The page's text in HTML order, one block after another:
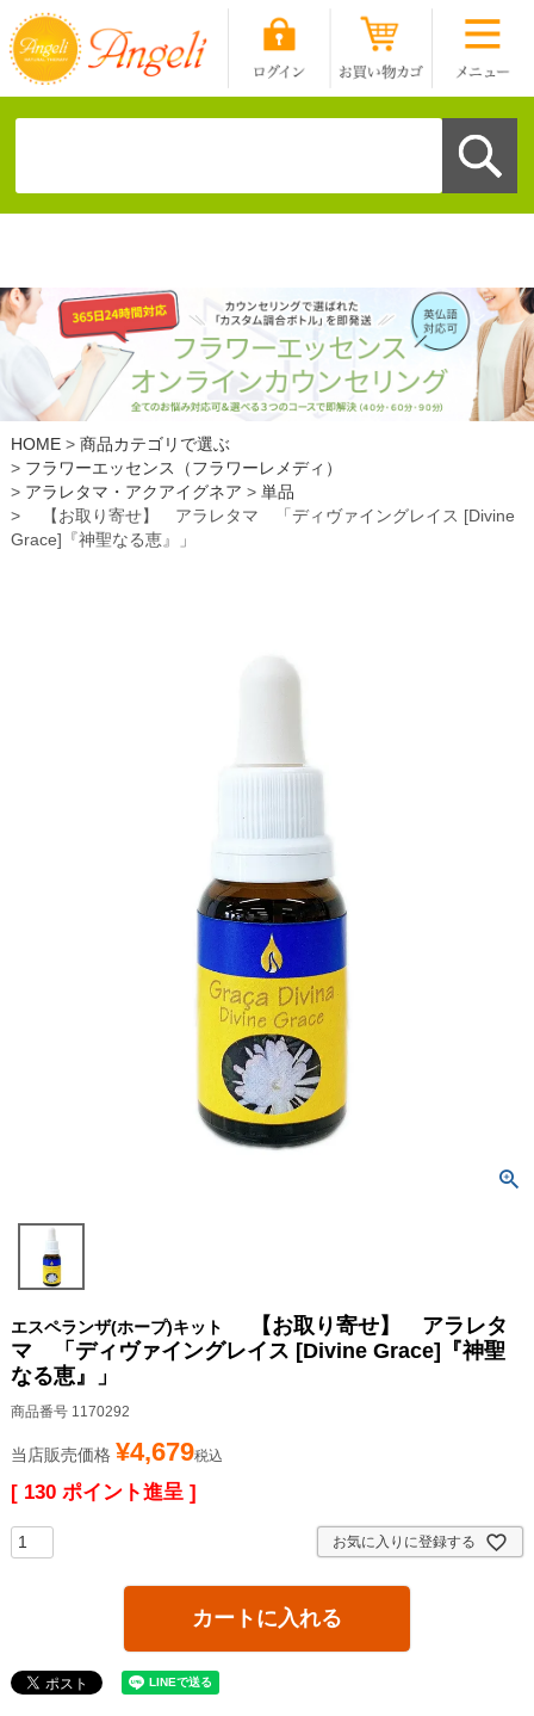
HOME
商品カテゴリで選ぶ
フラワーエッセンス（フラワーレメディ）
アラレタマ・アクアイグネア
単品
【お取り寄せ】 アラレタマ 「ディヴァイングレイス [Divine
Grace]『神聖なる恵』」
エスペランザ(ホープ)キット
【お取り寄せ】 アラレタ
マ 「ディヴァイングレイス [Divine Grace]『神聖
なる恵』」
商品番号 1170292
当店販売価格 ¥4,679税込
[ 130 ポイント進呈 ]
お気に入りに登録する
カートに入れる